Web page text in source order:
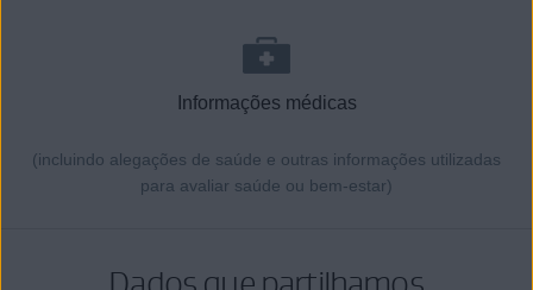
Informações médicas
(incluindo alegações de saúde e outras informações utilizadas
para avaliar saúde ou bem-estar)